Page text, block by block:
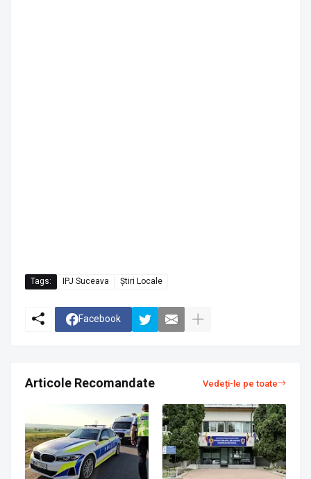
Tags: IPJ Suceava Știri Locale
Facebook
Articole Recomandate Vedeți-le pe toate